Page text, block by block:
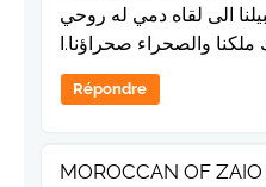
الى لقاه دمي له روحي
ملكنا والصحراء صحراؤنا.ا
Répondre
MOROCCAN OF ZAIO